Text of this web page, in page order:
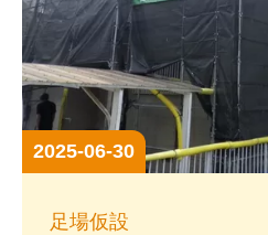
2025-06-30
足場仮設